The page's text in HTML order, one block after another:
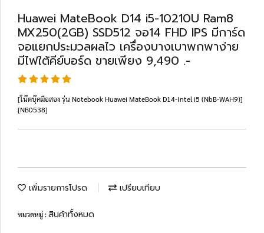
Huawei MateBook D14 i5-10210U Ram8
MX250(2GB) SSD512 จอ14 FHD IPS มีการ์ด
จอแยกประมวลผลไว เครื่องบางเบาพกพาง่าย
มีไฟใต้คีย์บอร์ด ขายเพียง 9,490 .-
[โน๊ตบุ๊คมือสอง รุ่น Notebook Huawei MateBook D14-Intel i5 (NbB-WAH9)]
[NB0538]
เพิ่มรายการโปรด เปรียบเทียบ
หมวดหมู่ :สินค้าทั้งหมด